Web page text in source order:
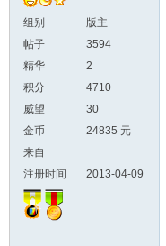
组别
版主
帖子
3594
精华
2
积分
4710
威望
30
金币
24835 元
来自
注册时间
2013-04-09